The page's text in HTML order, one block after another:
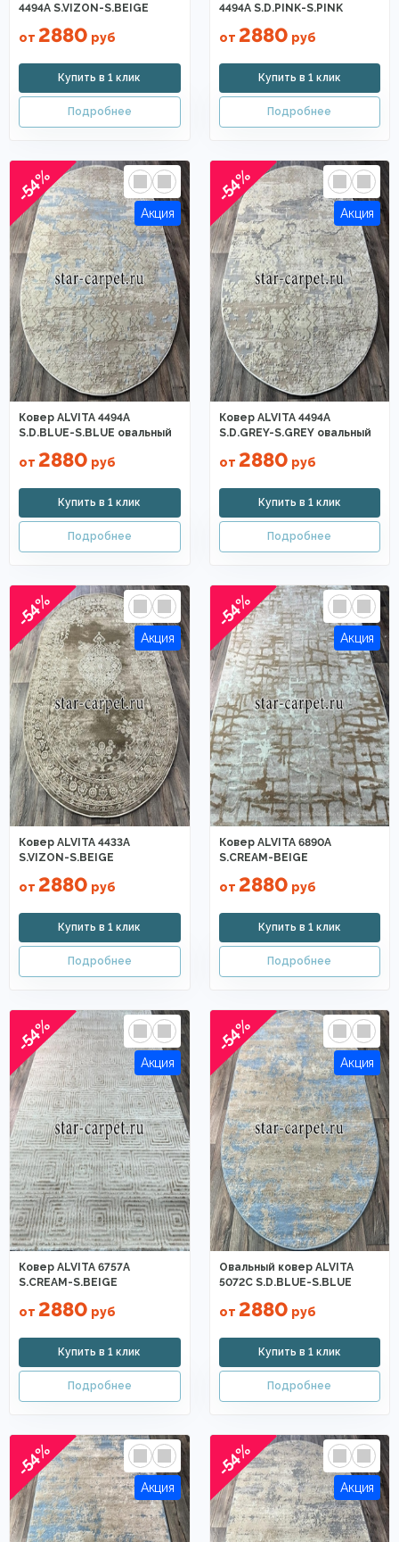
4494A S.VIZON-S.BEIGE
от 2880 руб
4494A S.D.PINK-S.PINK
от 2880 руб
-54%
Ковер ALVITA 4494A
S.D.BLUE-S.BLUE овальный
от 2880 руб
-54%
Ковер ALVITA 4494A
S.D.GREY-S.GREY овальный
от 2880 руб
-54%
Ковер ALVITA 4433A
S.VIZON-S.BEIGE
от 2880 руб
-54%
Ковер ALVITA 6890A
S.CREAM-BEIGE
от 2880 руб
-54%
Ковер ALVITA 6757A
S.CREAM-S.BEIGE
от 2880 руб
-54%
Овальный ковер ALVITA
5072C S.D.BLUE-S.BLUE
от 2880 руб
-54% -54%